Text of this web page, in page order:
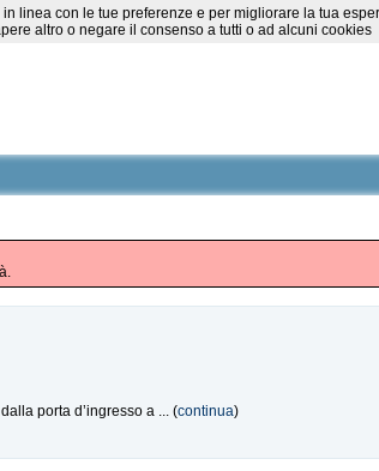
porta d’ingresso a ... (continua)
linea con le tue preferenze e per migliorare la tua
altro o negare il consenso a tutti o ad alcuni cookies